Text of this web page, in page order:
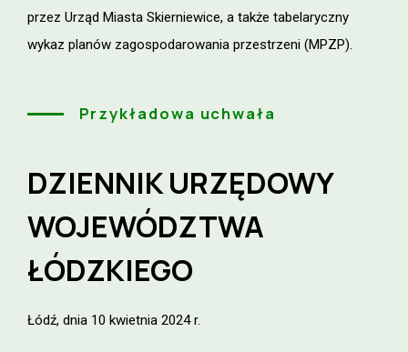
przez Urząd Miasta Skierniewice, a także tabelaryczny
wykaz planów zagospodarowania przestrzeni (MPZP).
Przykładowa uchwała
DZIENNIK URZĘDOWY
WOJEWÓDZTWA
ŁÓDZKIEGO
Łódź, dnia 10 kwietnia 2024 r.